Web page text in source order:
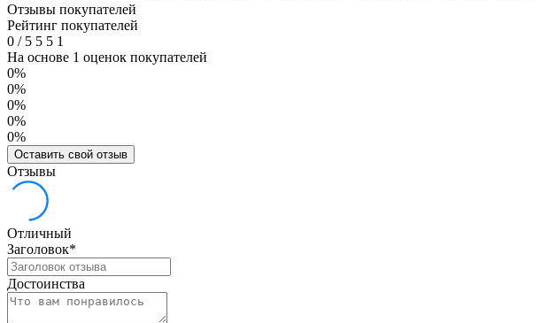
Отзывы покупателей
Рейтинг покупателей
0 /5 5 5 1
На основе 1 оценок покупателей
0%
0%
0%
0%
0%
Оставить свой отзыв
Отзывы
Отличный
Заголовок*
Достоинства